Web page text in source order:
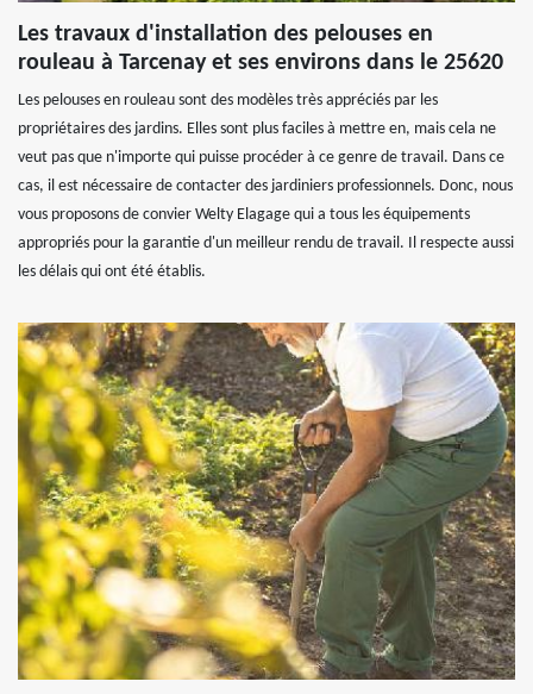
Les travaux d'installation des pelouses en
rouleau à Tarcenay et ses environs dans le 25620
Les pelouses en rouleau sont des modèles très appréciés par les
propriétaires des jardins. Elles sont plus faciles à mettre en, mais cela ne
veut pas que n'importe qui puisse procéder à ce genre de travail. Dans ce
cas, il est nécessaire de contacter des jardiniers professionnels. Donc, nous
vous proposons de convier Welty Elagage qui a tous les équipements
appropriés pour la garantie d'un meilleur rendu de travail. Il respecte aussi
les délais qui ont été établis.